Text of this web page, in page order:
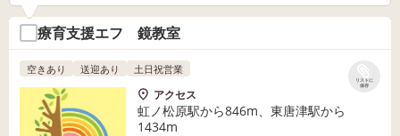
療育支援エフ 鏡教室
リストに
保存
空きあり 送迎あり 土日祝営業
アクセス
虹ノ松原駅から846m、東唐津駅から
1434m